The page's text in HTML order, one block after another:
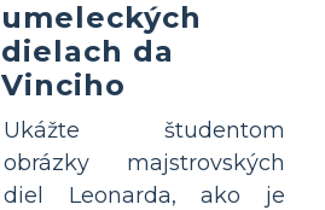
umeleckých
dielach da
Vinciho
Ukážte študentom
obrázky majstrovských
diel Leonarda, ako je